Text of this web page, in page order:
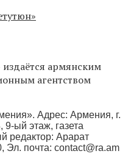
издаётся армянским
агентством
Адрес: Армения, г.
ый этаж, газета
редактор: Арарат
Эл. почта: contact@ra.am